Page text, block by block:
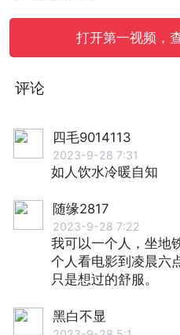
打开第一视频，
评论
四毛9014113
2023-9-28 7:31
如人饮水冷暖自知
随缘2817
2023-9-28 7:22
我可以一个人，坐地
个人看电影到凌晨六
只是想过的舒服。
黑白不显